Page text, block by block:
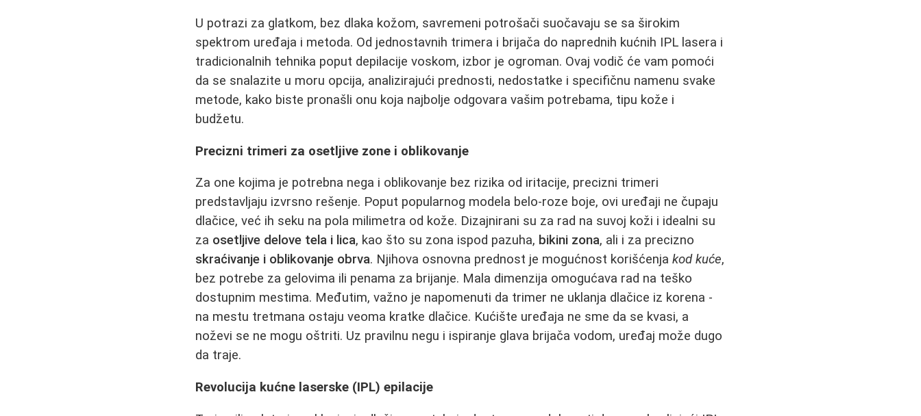
U potrazi za glatkom, bez dlaka kožom, savremeni potrošači suočavaju se sa širokim
spektrom uređaja i metoda. Od jednostavnih trimera i brijača do naprednih kućnih IPL lasera i
tradicionalnih tehnika poput depilacije voskom, izbor je ogroman. Ovaj vodič će vam pomoći
da se snalazite u moru opcija, analizirajući prednosti, nedostatke i specifičnu namenu svake
metode, kako biste pronašli onu koja najbolje odgovara vašim potrebama, tipu kože i
budžetu.
Precizni trimeri za osetljive zone i oblikovanje
Za one kojima je potrebna nega i oblikovanje bez rizika od iritacije, precizni trimeri
predstavljaju izvrsno rešenje. Poput popularnog modela belo-roze boje, ovi uređaji ne čupaju
dlačice, već ih seku na pola milimetra od kože. Dizajnirani su za rad na suvoj koži i idealni su
za osetljive delove tela i lica, kao što su zona ispod pazuha, bikini zona, ali i za precizno
skraćivanje i oblikovanje obrva. Njihova osnovna prednost je mogućnost korišćenjakod kuće,
bez potrebe za gelovima ili penama za brijanje. Mala dimenzija omogućava rad na teško
dostupnim mestima. Međutim, važno je napomenuti da trimer ne uklanja dlačice iz korena -
na mestu tretmana ostaju veoma kratke dlačice. Kućište uređaja ne sme da se kvasi, a
noževi se ne mogu oštriti. Uz pravilnu negu i ispiranje glava brijača vodom, uređaj može dugo
da traje.
Revolucija kućne laserske (IPL) epilacije